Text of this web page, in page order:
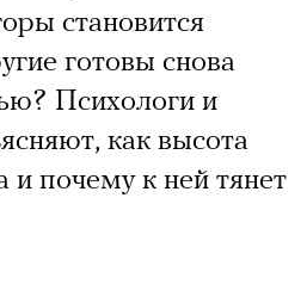
становится
готовы снова
Психологи и
как высота
и почему к ней тянет